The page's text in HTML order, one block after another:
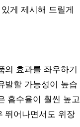
게 제시해 드릴게
의 효과를 좌우하기
발할 가능성이 높습
흡수율이 훨씬 높고
뛰어나면서도 위장